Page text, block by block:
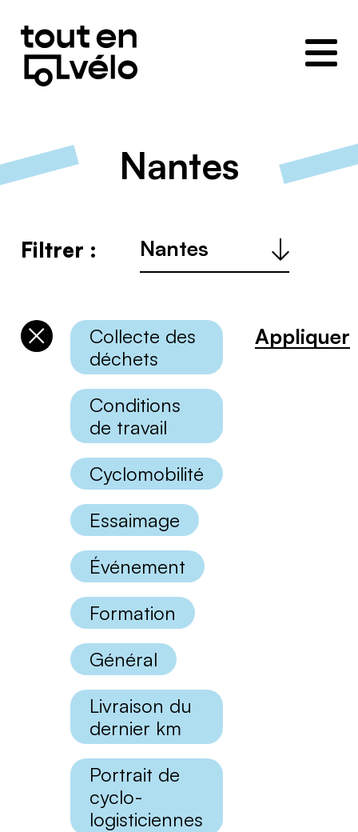
Toutenvélo
–
Coopératives
cyclologistique
Nantes
Filtrer :
Ville
:
Désélectionner
les
catégories
Collecte des
déchets
Conditions
de travail
Cyclomobilité
Essaimage
Événement
Formation
Général
Livraison du
dernier km
Portrait de
cyclo-
logisticiennes
Appliquer